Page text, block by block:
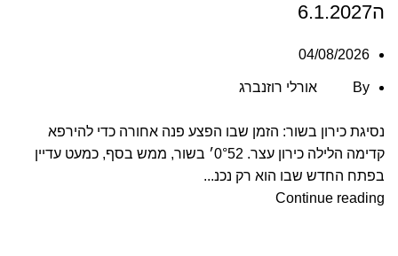
ה6.1.2027
04/08/2026
By אורלי רוזנברג
נסיגת כירון בשור: הזמן שבו הפצע פנה אחורה כדי להירפא
קדימה הלילה כירון עצר. 0°52׳ בשור, ממש בסף, כמעט עדיין
בפתח החדש שבו הוא רק נכנ...
Continue reading